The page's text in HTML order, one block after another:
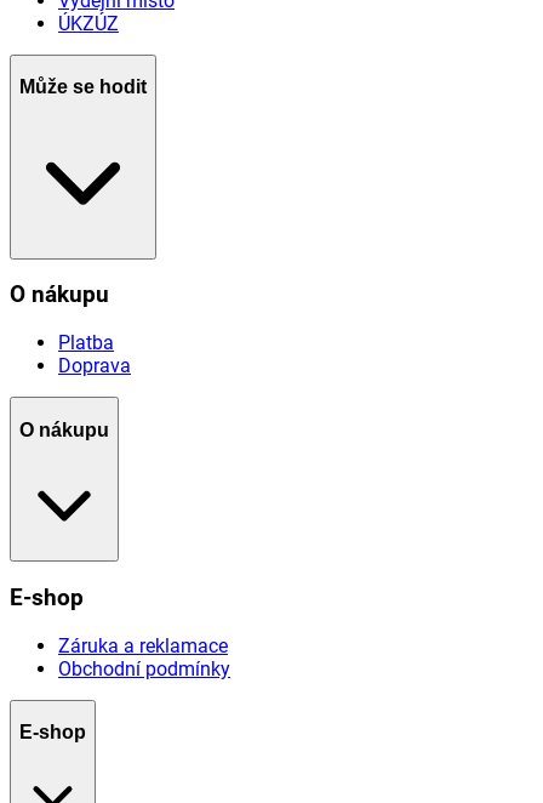
ÚKZÚZ
Může se hodit
O nákupu
Platba
Doprava
O nákupu
E-shop
Záruka a reklamace
Obchodní podmínky
E-shop